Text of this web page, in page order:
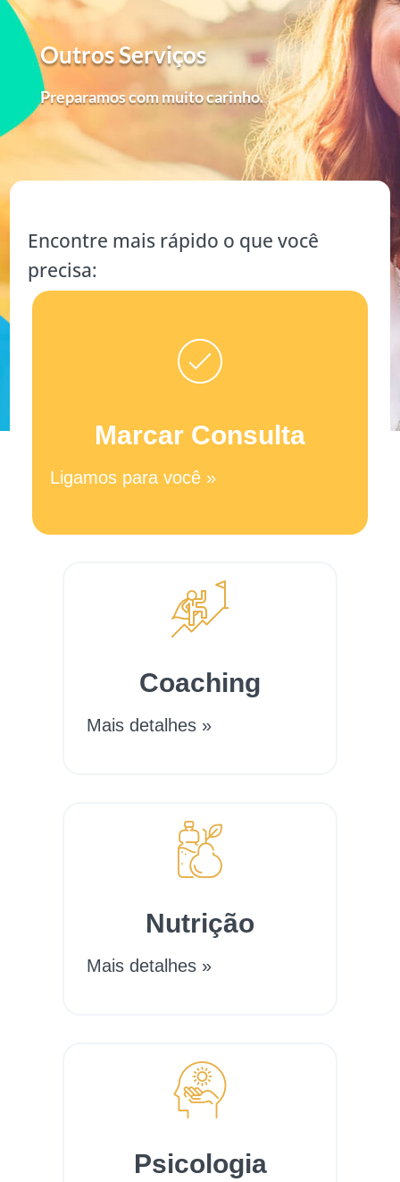
Outros Serviços
Preparamos com muito carinho.
Encontre mais rápido o que você
precisa:
Marcar Consulta
Ligamos para você »
Coaching
Mais detalhes »
Nutrição
Mais detalhes »
Psicologia